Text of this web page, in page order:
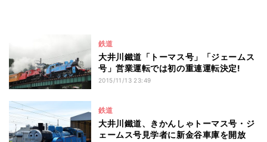
鉄道
大井川鐵道「トーマス号」「ジェームス
号」営業運転では初の重連運転決定!
2015/11/13 23:49
鉄道
大井川鐵道、きかんしゃトーマス号・ジ
ェームス号見学者に新金谷車庫を開放